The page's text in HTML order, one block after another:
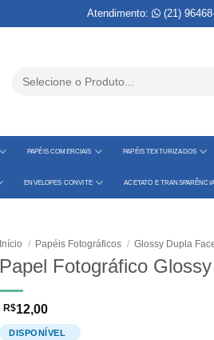
Atendimento: (21)
por:
PAPÉIS COMERCIAIS PAPÉIS TEXTURIZADOS
ENVELOPES CONVITE ACETATO E TRANSPARÊNCIA
Início / Papéis Fotográficos / Glossy Dupla
Papel Fotográfico
R$12,00